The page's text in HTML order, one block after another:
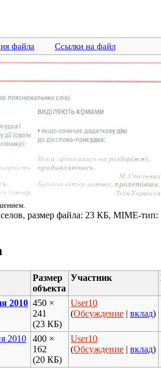
файла Ссылки на файл
размер файла: 23 КБ, MIME-тип:
Размер
объекта
Участник
2010 450 ×
241
(23 КБ)
User10
(Обсуждение |вклад)
2010
400 ×
162
(20 КБ)
User10
(Обсуждение |вклад)